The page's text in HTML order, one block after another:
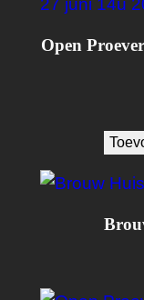
tOpen